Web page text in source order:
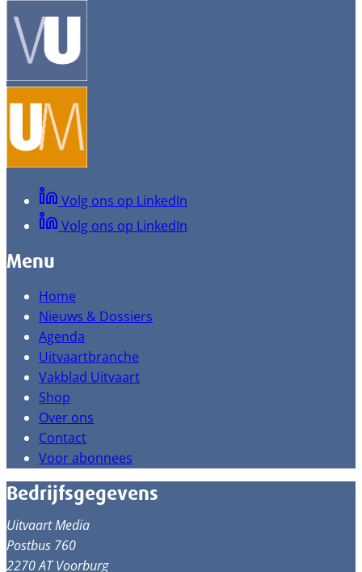
Volg ons op LinkedIn
Volg ons op LinkedIn
Menu
Home
Nieuws & Dossiers
Agenda
Uitvaartbranche
Vakblad Uitvaart
Shop
Over ons
Contact
Voor abonnees
Bedrijfsgegevens
Uitvaart Media
Postbus 760
2270 AT Voorburg